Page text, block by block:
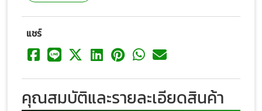
แชร์
คุณสมบัติและรายละเอียดสินค้า